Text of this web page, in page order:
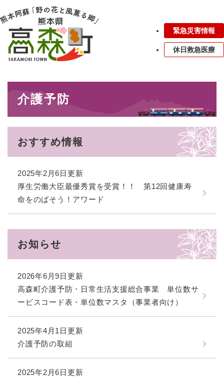
ー
ジ
メニューを飛ばして本文へ
緊急災害情報
休日救急医療
介護予防
おすすめ情報
2025年2月6日更新
厚生労働大臣最優秀賞を受賞！！ 第12回健康寿
命をのばそう！アワード
お知らせ
2026年6月9日更新
高森町介護予防・日常生活支援総合事業 単位数サ
ービスコード表・単位数マスタ（事業者向け）
2025年4月1日更新
介護予防の取組
2025年2月6日更新